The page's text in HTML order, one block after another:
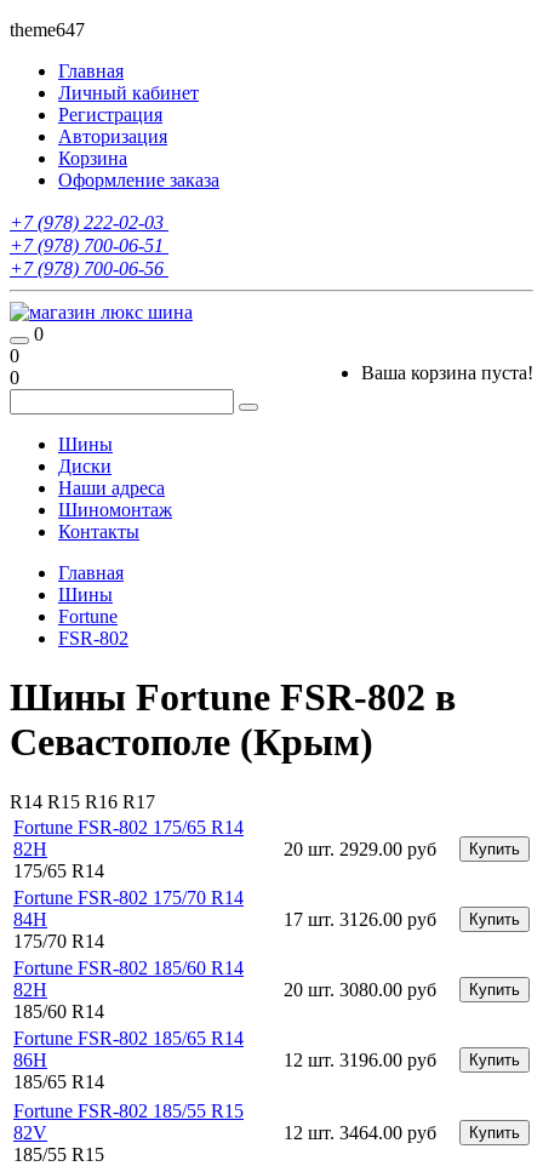
theme647
Главная
Личный кабинет
Регистрация
Авторизация
Корзина
Оформление заказа
+7 (978) 222-02-03
+7 (978) 700-06-51
+7 (978) 700-06-56
0
Ваша корзина пуста!
0
0
Шины
Диски
Наши адреса
Шиномонтаж
Контакты
Главная
Шины
Fortune
FSR-802
Шины Fortune FSR-802 в
Севастополе (Крым)
R14 R15 R16 R17
Fortune FSR-802 175/65 R14
82H
175/65 R14
20 шт. 2929.00 руб Купить
Fortune FSR-802 175/70 R14
84H
175/70 R14
17 шт. 3126.00 руб Купить
Fortune FSR-802 185/60 R14
82H
185/60 R14
20 шт. 3080.00 руб Купить
Fortune FSR-802 185/65 R14
86H
185/65 R14
12 шт. 3196.00 руб Купить
Fortune FSR-802 185/55 R15
82V
185/55 R15
12 шт. 3464.00 руб Купить